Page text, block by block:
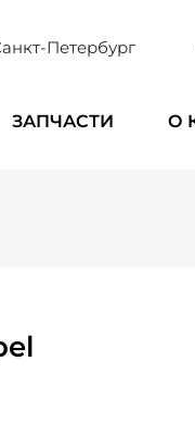
Петербург
ЗАПЧАСТИ О